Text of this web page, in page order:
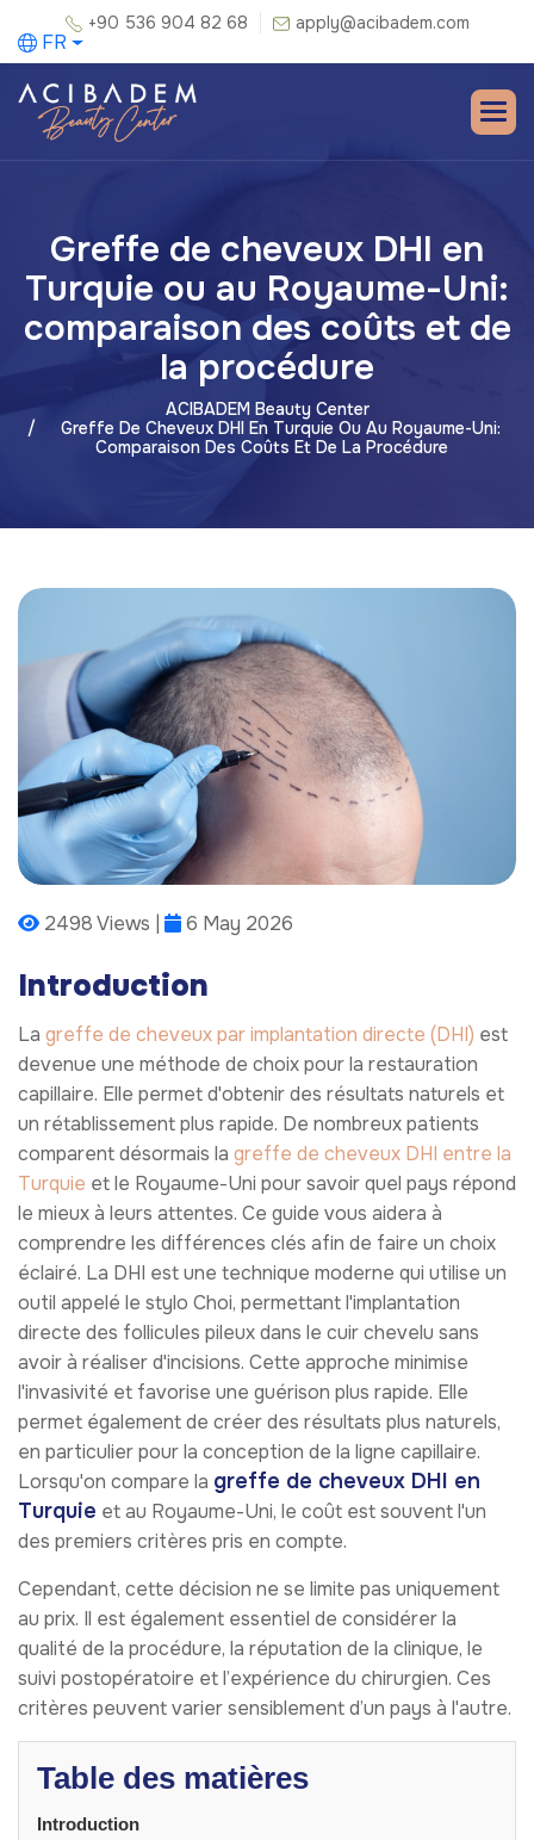
+90 536 904 82 68 apply@acibadem.com
FR
Greffe de cheveux DHI en
Turquie ou au Royaume-Uni:
comparaison des coûts et de
la procédure
ACIBADEM Beauty Center
Greffe De Cheveux DHI En Turquie Ou Au Royaume-Uni:
Comparaison Des Coûts Et De La Procédure
2498 Views | 6 May 2026
Introduction
La greffe de cheveux par implantation directe (DHI) est
devenue une méthode de choix pour la restauration
capillaire. Elle permet d'obtenir des résultats naturels et
un rétablissement plus rapide. De nombreux patients
comparent désormais la greffe de cheveux DHI entre la
Turquie et le Royaume-Uni pour savoir quel pays répond
le mieux à leurs attentes. Ce guide vous aidera à
comprendre les différences clés afin de faire un choix
éclairé. La DHI est une technique moderne qui utilise un
outil appelé le stylo Choi, permettant l'implantation
directe des follicules pileux dans le cuir chevelu sans
avoir à réaliser d'incisions. Cette approche minimise
l'invasivité et favorise une guérison plus rapide. Elle
permet également de créer des résultats plus naturels,
en particulier pour la conception de la ligne capillaire.
Lorsqu'on compare la greffe de cheveux DHI en
Turquie et au Royaume-Uni, le coût est souvent l'un
des premiers critères pris en compte.
Cependant, cette décision ne se limite pas uniquement
au prix. Il est également essentiel de considérer la
qualité de la procédure, la réputation de la clinique, le
suivi postopératoire et l’expérience du chirurgien. Ces
critères peuvent varier sensiblement d’un pays à l'autre.
Table des matières
Introduction